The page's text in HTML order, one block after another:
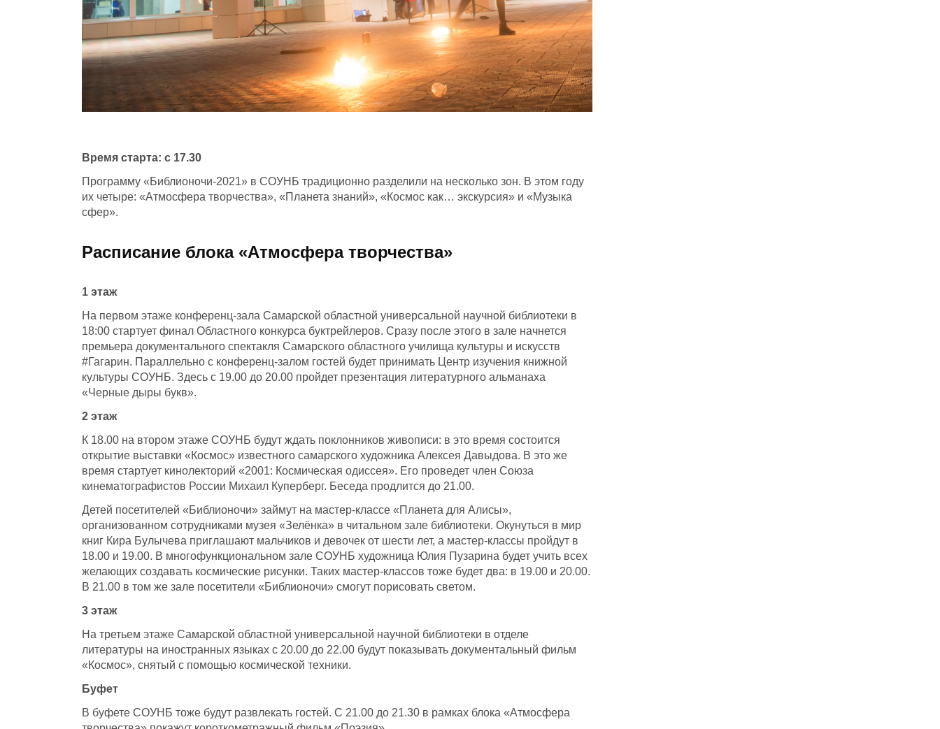
Время старта: с 17.30
Программу «Библионочи-2021» в СОУНБ традиционно разделили на несколько зон. В этом году
их четыре: «Атмосфера творчества», «Планета знаний», «Космос как… экскурсия» и «Музыка
сфер».
Расписание блока «Атмосфера творчества»
1 этаж
На первом этаже конференц-зала Самарской областной универсальной научной библиотеки в
18:00 стартует финал Областного конкурса буктрейлеров. Сразу после этого в зале начнется
премьера документального спектакля Самарского областного училища культуры и искусств
#Гагарин. Параллельно с конференц-залом гостей будет принимать Центр изучения книжной
культуры СОУНБ. Здесь с 19.00 до 20.00 пройдет презентация литературного альманаха
«Черные дыры букв».
2 этаж
К 18.00 на втором этаже СОУНБ будут ждать поклонников живописи: в это время состоится
открытие выставки «Космос» известного самарского художника Алексея Давыдова. В это же
время стартует кинолекторий «2001: Космическая одиссея». Его проведет член Союза
кинематографистов России Михаил Куперберг. Беседа продлится до 21.00.
Детей посетителей «Библионочи» займут на мастер-классе «Планета для Алисы»,
организованном сотрудниками музея «Зелёнка» в читальном зале библиотеки. Окунуться в мир
книг Кира Булычева приглашают мальчиков и девочек от шести лет, а мастер-классы пройдут в
18.00 и 19.00. В многофункциональном зале СОУНБ художница Юлия Пузарина будет учить всех
желающих создавать космические рисунки. Таких мастер-классов тоже будет два: в 19.00 и 20.00.
В 21.00 в том же зале посетители «Библионочи» смогут порисовать светом.
3 этаж
На третьем этаже Самарской областной универсальной научной библиотеки в отделе
литературы на иностранных языках с 20.00 до 22.00 будут показывать документальный фильм
«Космос», снятый с помощью космической техники.
Буфет
В буфете СОУНБ тоже будут развлекать гостей. С 21.00 до 21.30 в рамках блока «Атмосфера